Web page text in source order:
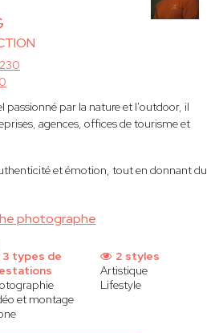
photographe
passionné par la nature et l'outdoor, il
agences, offices de tourisme et
et émotion, tout en donnant du
3 types de
et montage
2 styles
Artistique
Lifestyle